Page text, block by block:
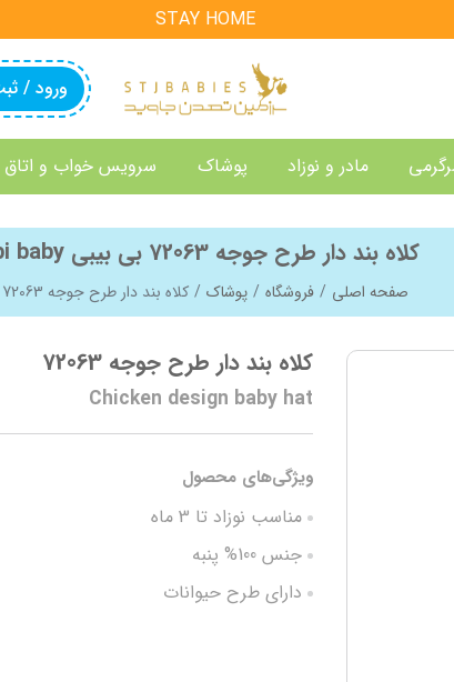
STAY HOME
ورود /
مادر و نوزاد پوشاک سرویس خواب و
کلاه بند دار طرح جوجه 72063 بی بیبی bi baby
صفحه اصلی فروشگاه پوشاک کلاه بند دار طرح جوجه 72063
کلاه بند دار طرح جوجه 72063
Chicken design baby hat
ویژگی‌های محصول
مناسب نوزاد تا 3 ماه
جنس 100% پنبه
دارای طرح حیوانات